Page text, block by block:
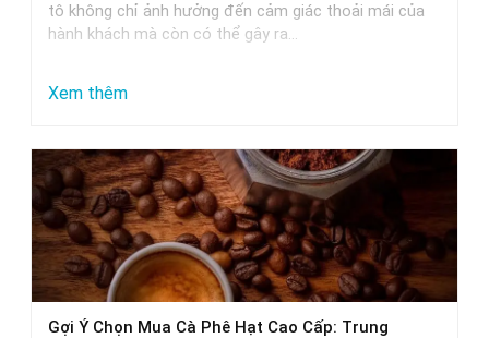
tối
ưu
tô không chỉ ảnh hưởng đến cảm giác thoải mái của
hành khách mà còn có thể gây ra…
Xem thêm:
mùi
ô
tô
tốt
nhất:
Lời
Gợi Ý Chọn Mua Cà Phê Hạt Cao Cấp: Trung